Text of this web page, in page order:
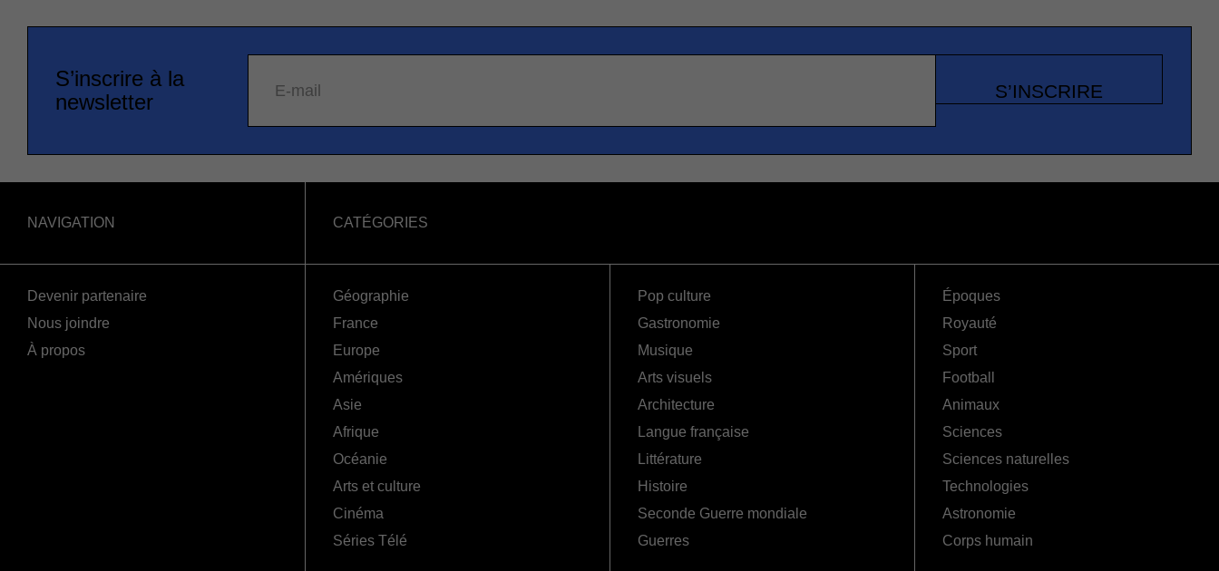
S’inscrire à la
newsletter
E-mail S’INSCRIRE
NAVIGATION
Devenir partenaire
Nous joindre
À propos
CATÉGORIES
Géographie
France
Europe
Amériques
Asie
Afrique
Océanie
Arts et culture
Cinéma
Séries Télé
Pop culture
Gastronomie
Musique
Arts visuels
Architecture
Langue française
Littérature
Histoire
Seconde Guerre mondiale
Guerres
Époques
Royauté
Sport
Football
Animaux
Sciences
Sciences naturelles
Technologies
Astronomie
Corps humain